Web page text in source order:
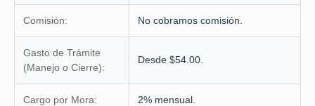
Comisión: No cobramos comisión.
Gasto de Trámite
(Manejo o Cierre):
Desde $54.00.
Cargo por Mora: 2% mensual.